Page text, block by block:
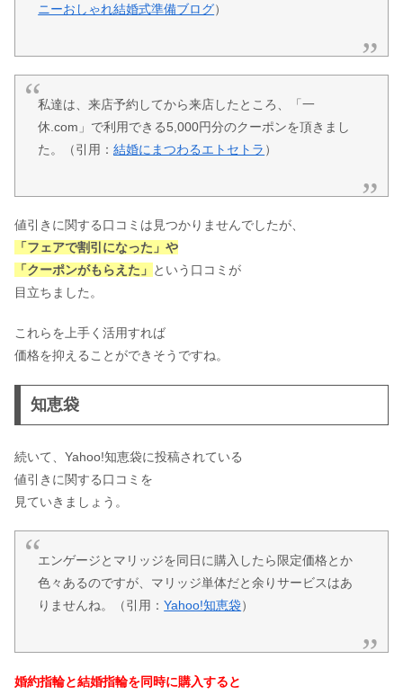
ニーおしゃれ結婚式準備ブログ）
私達は、来店予約してから来店したところ、「一
休.com」で利用できる5,000円分のクーポンを頂きまし
た。
（引用：結婚にまつわるエトセトラ ）
値引きに関する口コミは見つかりませんでしたが、
「フェアで割引になった」や
「クーポンがもらえた」 という口コミが
目立ちました。
これらを上手く活用すれば
価格を抑えることができそうですね。
知恵袋
続いて、Yahoo!知恵袋に投稿されている
値引きに関する口コミを
見ていきましょう。
エンゲージとマリッジを同日に購入したら限定価格とか
色々あるのですが、マリッジ単体だと余りサービスはあ
りませんね。
（引用：Yahoo!知恵袋）
婚約指輪と結婚指輪を同時に購入すると